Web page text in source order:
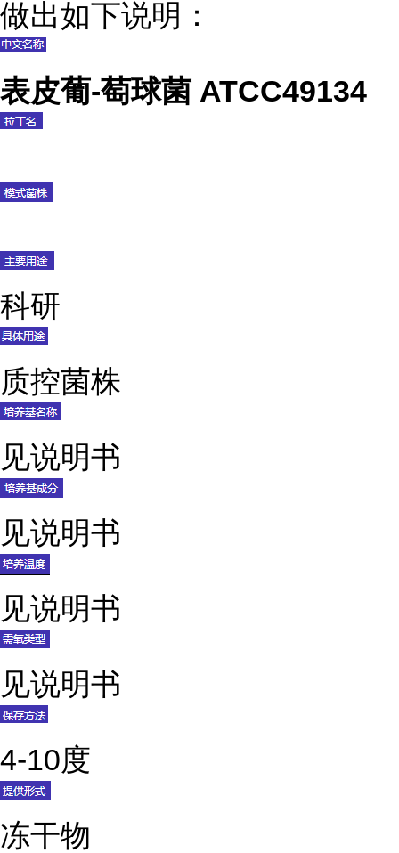
做出如下说明：
表皮葡-萄球菌 ATCC49134
科研
质控菌株
见说明书
见说明书
见说明书
见说明书
4-10度
冻干物